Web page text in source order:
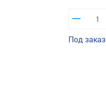
–
Под заказ